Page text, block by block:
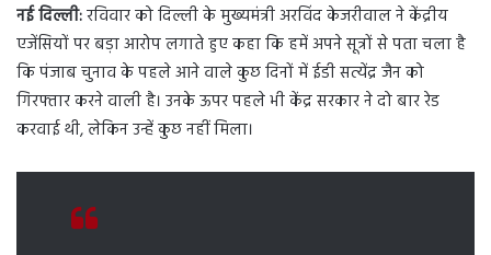
नई दिल्ली:रविवार को दिल्ली के मुख्यमंत्री अरविंद केजरीवाल ने केंद्रीय
एजेंसियों पर बड़ा आरोप लगाते हुए कहा कि हमें अपने सूत्रों से पता चला है
कि पंजाब चुनाव के पहले आने वाले कुछ दिनों में ईडी सत्येंद्र जैन को
गिरफ्तार करने वाली है। उनके ऊपर पहले भी केंद्र सरकार ने दो बार रेड
करवाई थी, लेकिन उन्हें कुछ नहीं मिला।